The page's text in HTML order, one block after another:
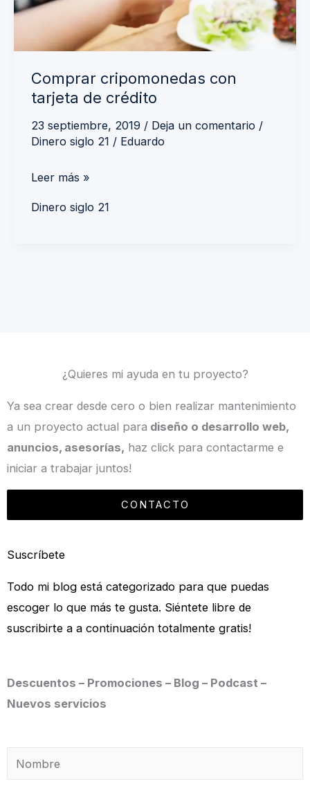
Comprar cripomonedas con
tarjeta de crédito
23 septiembre, 2019 / Deja un comentario /
Dinero siglo 21 / Eduardo
Leer más »
Dinero siglo 21
¿Quieres mi ayuda en tu proyecto?
Ya sea crear desde cero o bien realizar mantenimiento
a un proyecto actual para diseño o desarrollo web,
anuncios, asesorías, haz click para contactarme e
iniciar a trabajar juntos!
CONTACTO
Suscríbete
Todo mi blog está categorizado para que puedas
escoger lo que más te gusta. Siéntete libre de
suscribirte a a continuación totalmente gratis!
Descuentos – Promociones – Blog – Podcast –
Nuevos servicios